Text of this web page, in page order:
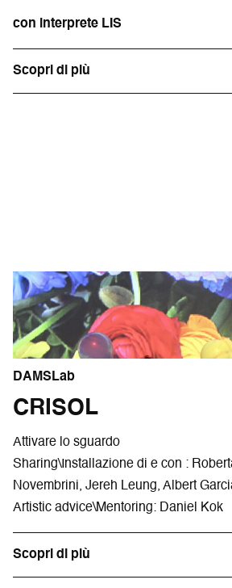
con interprete LIS
Scopri di più
DAMSLab
CRISOL
Attivare lo sguardo
Sharing\Installazione di e con :
Novembrini, Jereh Leung, Albert
Artistic advice\Mentoring: Daniel Kok
Scopri di più